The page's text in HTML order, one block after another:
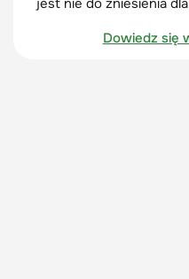
Dowiedz się